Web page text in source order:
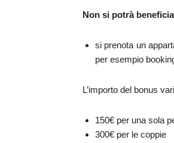
Non si potrà
si prenota un
per esempio
L’importo del bonus
150€ per una sola
300€ per le coppie